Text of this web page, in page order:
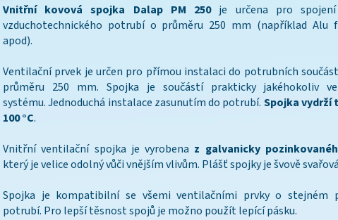
Vnitřní kovová spojka Dalap PM 250je určena pro spojení
vzduchotechnického potrubí o průměru 250 mm (například Alu
apod).
Ventilační prvek je určen pro přímou instalaci do potrubních
průměru 250 mm. Spojka je součástí prakticky jakéhokoliv
systému. Jednoduchá instalace zasunutím do potrubí. Spojka vydrží
100 °C.
Vnitřní ventilační spojka je vyrobena z galvanicky
který je velice odolný vůči vnějším vlivům. Plášť spojky je švově
Spojka je kompatibilní se všemi ventilačními prvky o stejném
potrubí. Pro lepší těsnost spojů je možno použít lepící pásku.